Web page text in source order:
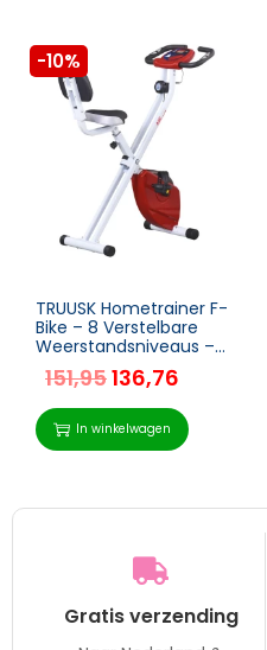
-10%
TRUUSK Hometrainer F-
Bike – 8 Verstelbare
Weerstandsniveaus –
Hoogte Verstelbaar –
Staal – Rood en Wit –
43 x 97 x 109 cm
151,95136,76
In winkelwagen
Gratis verzending